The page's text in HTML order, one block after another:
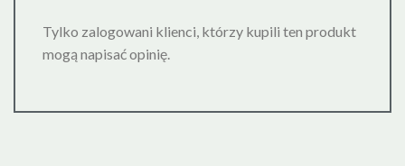
Tylko zalogowani klienci, którzy kupili ten produkt
mogą napisać opinię.